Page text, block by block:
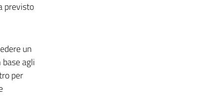
previsto
un
agli
per